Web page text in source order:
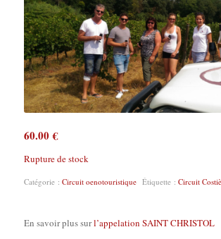
60.00€
Rupture de stock
Catégorie : Circuit oenotouristique Étiquette : Circuit
En savoir plus surl’appelation SAINT CHRISTOL